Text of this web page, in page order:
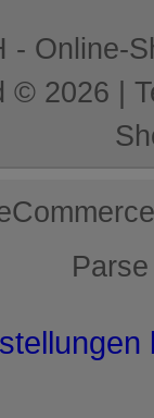
- Online-
© 2026 |